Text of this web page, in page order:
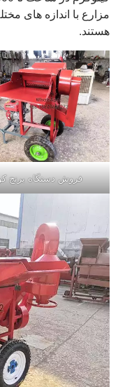
مزارع با اندازه های
هستند.
فروش دستگاه برنج